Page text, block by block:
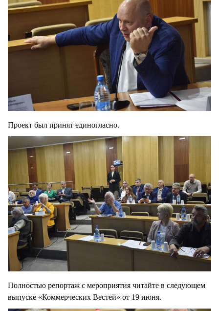
Проект был принят единогласно.
Полностью репортаж с мероприятия читайте в следующем
выпуске «Коммерческих Вестей» от 19 июня.